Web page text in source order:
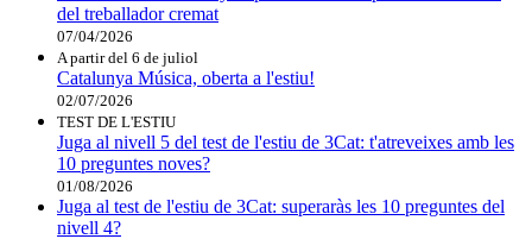
del treballador cremat
07/04/2026
A partir del 6 de juliol
Catalunya Música, oberta a l'estiu!
02/07/2026
TEST DE L'ESTIU
Juga al nivell 5 del test de l'estiu de 3Cat: t'atreveixes amb les
10 preguntes noves?
01/08/2026
Juga al test de l'estiu de 3Cat: superaràs les 10 preguntes del
nivell 4?